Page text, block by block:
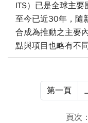
ITS）已是全球主
至今已近30年，隨
合成為推動之主要
點與項目也略有不
與永續性為主要目
第一頁
頁次：